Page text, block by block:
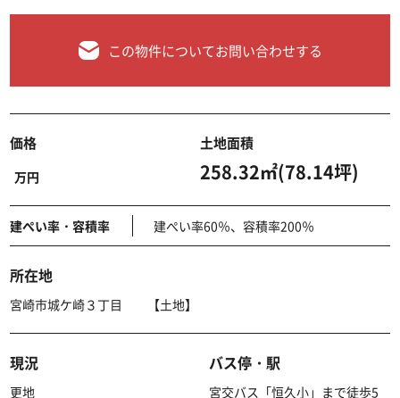
この物件についてお問い合わせする
価格
万円
土地面積
258.32㎡(78.14坪)
建ぺい率・容積率 建ぺい率60％、容積率200％
所在地
宮崎市城ケ崎３丁目 【土地】
現況
更地
バス停・駅
宮交バス「恒久小」まで徒歩5